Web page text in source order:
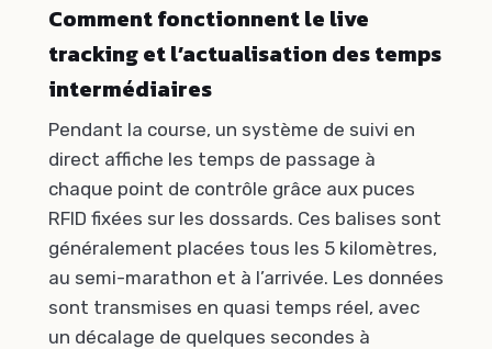
Comment fonctionnent le live
tracking et l’actualisation des temps
intermédiaires
Pendant la course, un système de suivi en
direct affiche les temps de passage à
chaque point de contrôle grâce aux puces
RFID fixées sur les dossards. Ces balises sont
généralement placées tous les 5 kilomètres,
au semi-marathon et à l’arrivée. Les données
sont transmises en quasi temps réel, avec
un décalage de quelques secondes à